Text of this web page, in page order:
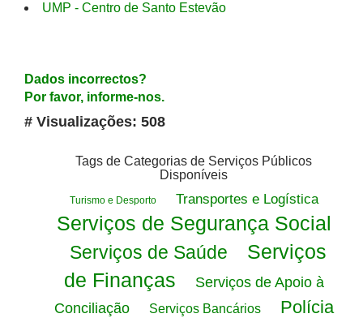
UMP - Centro de Santo Estevão
Dados incorrectos?
Por favor, informe-nos.
# Visualizações: 508
Tags de Categorias de Serviços Públicos
Disponíveis
Turismo e Desporto Transportes e Logística
Serviços de Segurança Social
Serviços de Saúde
Serviços
de Finanças
Serviços de Apoio à
Conciliação
Serviços Bancários
Polícia